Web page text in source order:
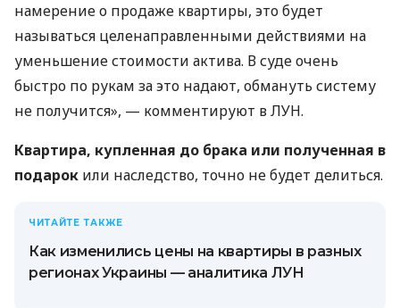
намерение о продаже квартиры, это будет
называться целенаправленными действиями на
уменьшение стоимости актива. В суде очень
быстро по рукам за это надают, обмануть систему
не получится», — комментируют в ЛУН.
Квартира, купленная до брака или полученная в
подарок или наследство, точно не будет делиться.
ЧИТАЙТЕ ТАКЖЕ
Как изменились цены на квартиры в разных
регионах Украины — аналитика ЛУН